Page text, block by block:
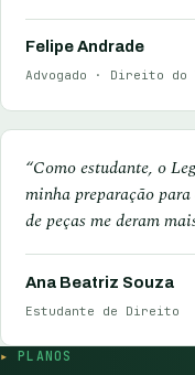
Felipe Andrade
Advogado · Direito do
“Como estudante, o
minha preparação
de peças me deram
Ana Beatriz Souza
Estudante de Direito
PLANOS